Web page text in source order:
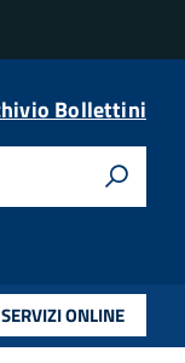
Bollettini
ONLINE